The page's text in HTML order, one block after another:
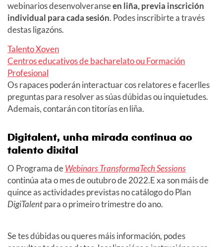
webinarios desenvolveranseen liña, previa inscrición
individual para cada sesión. Podes inscribirte a través
destas ligazóns.
Talento Xoven
Centros educativos de bacharelato ou Formación
Profesional
Os rapaces poderán interactuar cos relatores e facerlles
preguntas para resolver as súas dúbidas ou inquietudes.
Ademais, contarán con titorías en liña.
Digitalent, unha mirada continua ao
talento dixital
O Programa deWebinars TransformaTech Sessions
continúa ata o mes de outubro de 2022.E xa son máis de
quince as actividades previstas no catálogo do Plan
DigiTalentpara o primeiro trimestre do ano.
Se tes dúbidas ou queres máis información, podes